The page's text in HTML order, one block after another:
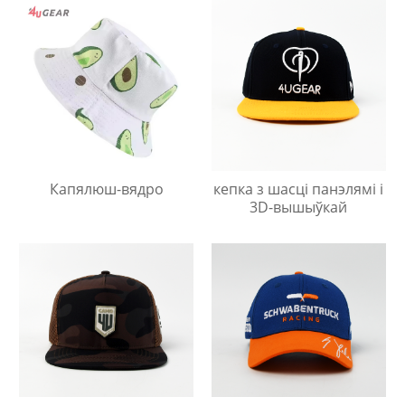
Капялюш-вядро
кепка з шасці панэлямі і
3D-вышыўкай